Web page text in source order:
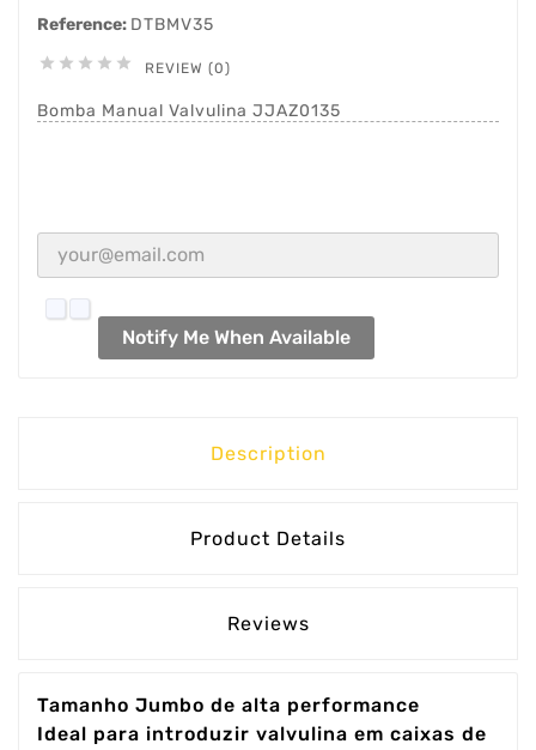
Reference: DTBMV35
     REVIEW (0)
Bomba Manual Valvulina JJAZ0135
Notify Me When Available
Description
Product Details
Reviews
Tamanho Jumbo de alta performance
Ideal para introduzir valvulina em caixas de